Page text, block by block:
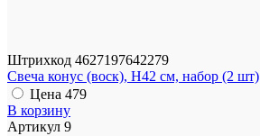
Штрихкод 4627197642279
Свеча конус (воск), H42 см, набор (2 шт)
Цена 479
В корзину
Артикул 9